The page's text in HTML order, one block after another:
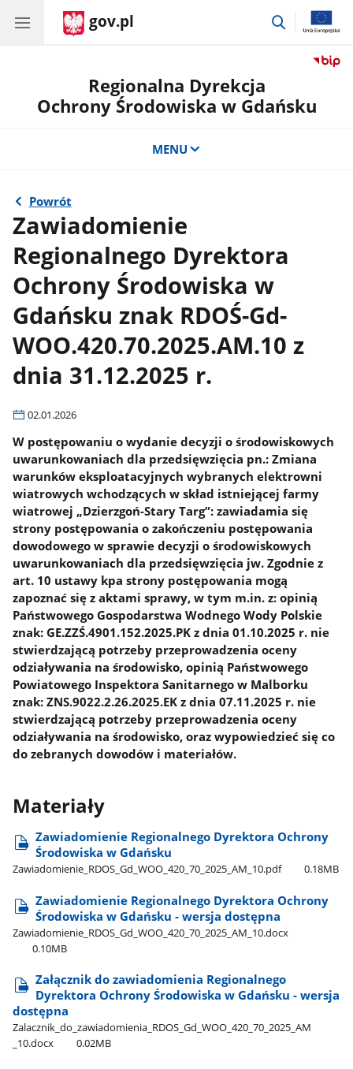
gov.pl
przejdź
Regionalna Dyrekcja
Ochrony Środowiska w Gdańsku
MENU
Powrót
Zawiadomienie
Regionalnego Dyrektora
Ochrony Środowiska w
Gdańsku znak RDOŚ-Gd-
WOO.420.70.2025.AM.10 z
dnia 31.12.2025 r.
02.01.2026
W postępowaniu o wydanie decyzji o środowiskowych
uwarunkowaniach dla przedsięwzięcia pn.: Zmiana
warunków eksploatacyjnych wybranych elektrowni
wiatrowych wchodzących w skład istniejącej farmy
wiatrowej „Dzierzgoń-Stary Targ”: zawiadamia się
strony postępowania o zakończeniu postępowania
dowodowego w sprawie decyzji o środowiskowych
uwarunkowaniach dla przedsięwzięcia jw. Zgodnie z
art. 10 ustawy kpa strony postępowania mogą
zapoznać się z aktami sprawy, w tym m.in. z: opinią
Państwowego Gospodarstwa Wodnego Wody Polskie
znak: GE.ZZŚ.4901.152.2025.PK z dnia 01.10.2025 r. nie
stwierdzającą potrzeby przeprowadzenia oceny
odziaływania na środowisko, opinią Państwowego
Powiatowego Inspektora Sanitarnego w Malborku
znak: ZNS.9022.2.26.2025.EK z dnia 07.11.2025 r. nie
stwierdzającą potrzeby przeprowadzenia oceny
odziaływania na środowisko, oraz wypowiedzieć się co
do zebranych dowodów i materiałów.
Materiały
Zawiadomienie Regionalnego Dyrektora Ochrony
Środowiska w Gdańsku
Zawiadomienie​_RDOS​_Gd​_WOO​_420​_70​_2025​_AM​_10.pdf 0.18MB
Zawiadomienie Regionalnego Dyrektora Ochrony
Środowiska w Gdańsku - wersja dostępna
Zawiadomienie​_RDOS​_Gd​_WOO​_420​_70​_2025​_AM​_10.docx
0.10MB
Załącznik do zawiadomienia Regionalnego
Dyrektora Ochrony Środowiska w Gdańsku - wersja
dostępna
Zalacznik​_do​_zawiadomienia​_RDOS​_Gd​_WOO​_420​_70​_2025​_AM​
_10.docx
0.02MB